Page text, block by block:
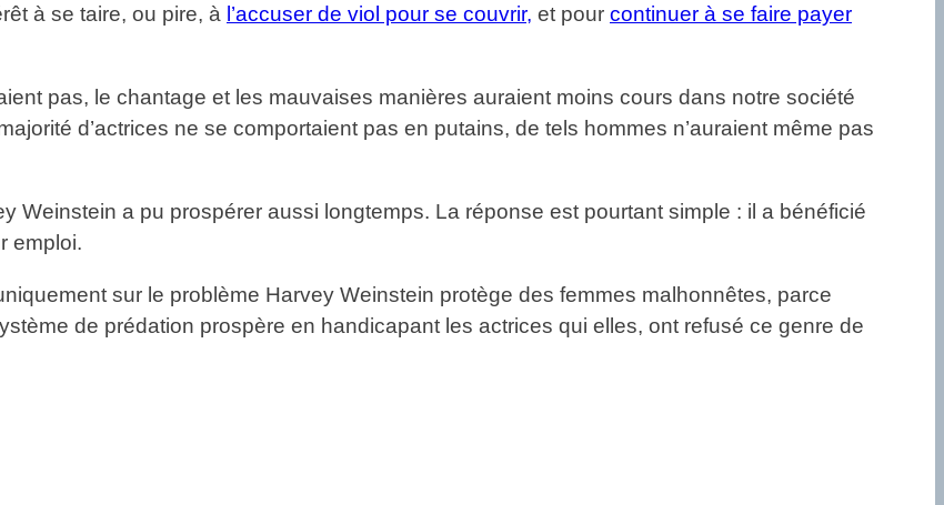
à se taire, ou pire, à l’accuser de viol pour se couvrir, et pour continuer à se faire payer
pas, le chantage et les mauvaises manières auraient moins cours dans notre société
d’actrices ne se comportaient pas en putains, de tels hommes n’auraient même pas
Weinstein a pu prospérer aussi longtemps. La réponse est pourtant simple : il a bénéficié
emploi.
sur le problème Harvey Weinstein protège des femmes malhonnêtes, parce
de prédation prospère en handicapant les actrices qui elles, ont refusé ce genre de